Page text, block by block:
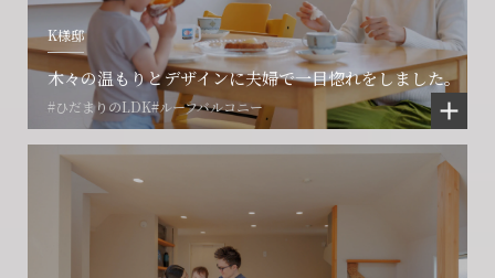
K様邸
木々の温もりとデザインに夫婦で一目惚れをしました。
#ひだまりのLDK#ルーフバルコニー